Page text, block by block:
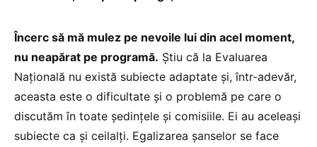
Încerc să mă mulez pe nevoile lui din acel moment,
nu neapărat pe programă. Știu că la Evaluarea
Națională nu există subiecte adaptate și, într-adevăr,
aceasta este o dificultate și o problemă pe care o
discutăm în toate ședințele și comisiile. Ei au aceleași
subiecte ca și ceilalți. Egalizarea șanselor se face